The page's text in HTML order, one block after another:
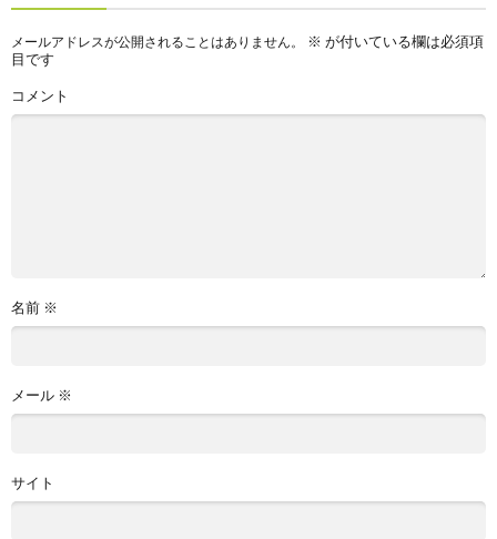
メールアドレスが公開されることはありません。 ※ が付いている欄は必須項
目です
コメント
名前 ※
メール ※
サイト